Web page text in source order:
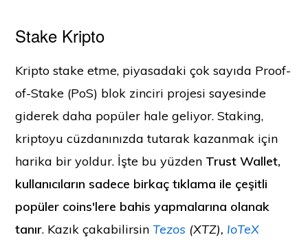
Stake Kripto
Kripto stake etme, piyasadaki çok sayıda Proof-
of-Stake (PoS) blok zinciri projesi sayesinde
giderek daha popüler hale geliyor. Staking,
kriptoyu cüzdanınızda tutarak kazanmak için
harika bir yoldur. İşte bu yüzden Trust Wallet,
kullanıcıların sadece birkaç tıklama ile çeşitli
popüler coins'lere bahis yapmalarına olanak
tanır. Kazık çakabilirsinTezos (XTZ), IoTeX